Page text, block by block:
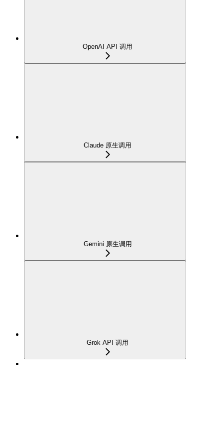
OpenAI API 调用
Claude 原生调用
Gemini 原生调用
Grok API 调用